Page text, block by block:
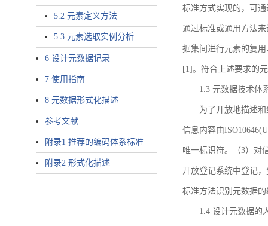
5.2 元素定义方法
5.3 元素选取实例分析
6 设计元数据记录
7 使用指南
8 元数据形式化描述
参考文献
附录1 推荐的编码体系标准
附录2 形式化描述
标准方式实现的，可
通过标准或通用方法
据集间进行元素的复
[1]。符合上述要求的
1.3 元数据技术体
为了开放地描述
信息内容由
唯一标识符。（3）对
开放登记系统中登记
标准方法识别元数据
1.4 设计元数据的